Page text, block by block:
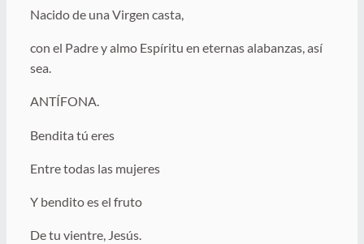
Nacido de una Virgen casta,
con el Padre y almo Espíritu en eternas alabanzas, así
sea.
ANTÍFONA.
Bendita tú eres
Entre todas las mujeres
Y bendito es el fruto
De tu vientre, Jesús.